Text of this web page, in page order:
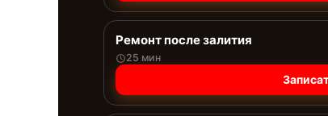
Ремонт после залития
25 мин